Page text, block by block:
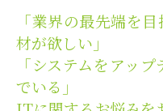
「業界の最先端を
材が欲しい」
「システムをアッ
でいる」